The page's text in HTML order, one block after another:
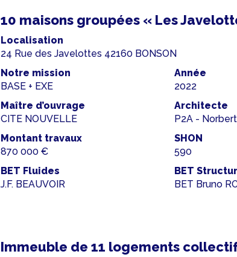
10 maisons groupées « Les
Localisation
24 Rue des Javelottes 42160 BONSON
Notre mission
BASE + EXE
Année
2022
Maître d’ouvrage
CITE NOUVELLE
Architecte
P2A -
Montant travaux
870 000 €
SHON
590
BET Fluides
J.F. BEAUVOIR
BET
BET Bruno
Immeuble de 11 logements